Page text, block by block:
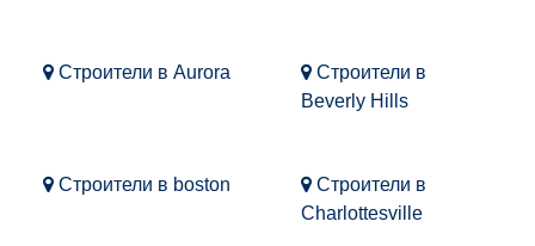
Строители в Aurora
Строители в
Beverly Hills
Строители в boston
Строители в
Charlottesville